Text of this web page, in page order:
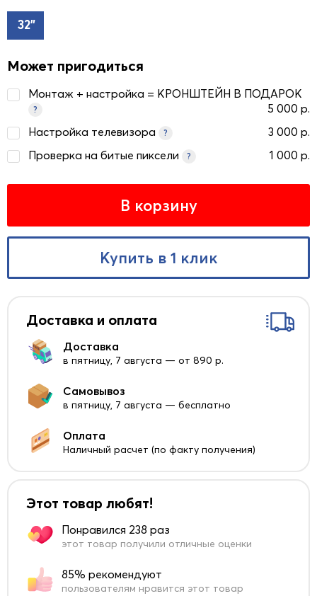
32"
Может пригодиться
Монтаж + настройка = КРОНШТЕЙН В ПОДАРОК
?
5 000 р.
Настройка телевизора
?
3 000 р.
Проверка на битые пиксели
? 1 000 р.
В корзину
Купить в 1 клик
Доставка и оплата
Доставка
в пятницу, 7 августа — от 890 р.
Самовывоз
в пятницу, 7 августа — бесплатно
Оплата
Наличный расчет (по факту получения)
Этот товар любят!
Понравился 238 раз
этот товар получили отличные оценки
85% рекомендуют
пользователям нравится этот товар